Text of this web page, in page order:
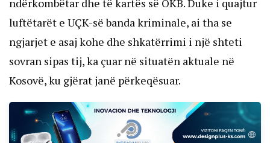
ndërkombëtar dhe të kartës së OKB. Duke i quajtur
luftëtarët e UÇK-së banda kriminale, ai tha se
ngjarjet e asaj kohe dhe shkatërrimi i një shteti
sovran sipas tij, ka çuar në situatën aktuale në
Kosovë, ku gjërat janë përkeqësuar.